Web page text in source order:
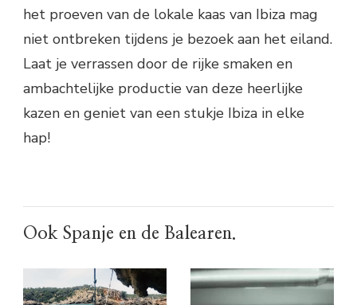
het proeven van de lokale kaas van Ibiza mag
niet ontbreken tijdens je bezoek aan het eiland.
Laat je verrassen door de rijke smaken en
ambachtelijke productie van deze heerlijke
kazen en geniet van een stukje Ibiza in elke
hap!
Ook Spanje en de Balearen.